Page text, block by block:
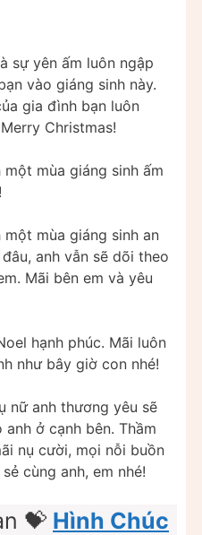
sự yên ấm luôn ngập
vào giáng sinh này.
gia đình bạn luôn
Christmas!
mùa giáng sinh ấm
mùa giáng sinh an
anh vẫn sẽ dõi theo
Mãi bên em và yêu
hạnh phúc. Mãi luôn
như bây giờ con nhé!
nữ anh thương yêu sẽ
ở cạnh bên. Thầm
nụ cười, mọi nỗi buồn
cùng anh, em nhé!
💝 Hình Chúc